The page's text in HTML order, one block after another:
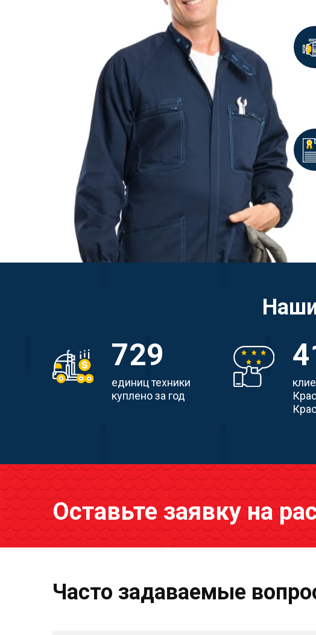
729
единиц техники
куплено за год
Оставьте заявку на
Часто задаваемые